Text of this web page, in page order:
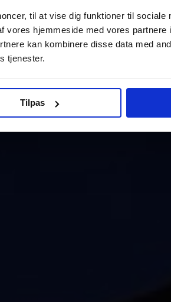
til at vise dig funktioner til sociale
vores hjemmeside med vores partnere
kan kombinere disse data med
tjenester.
Tilpas